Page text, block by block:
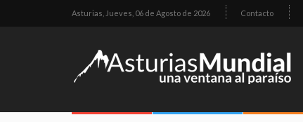
Asturias, Jueves, 06 de Agosto de 2026 Contacto